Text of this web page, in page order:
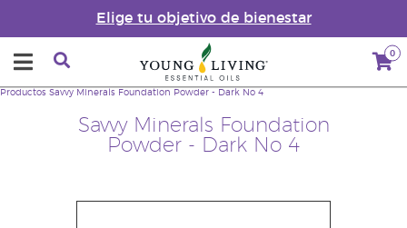
Elige tu objetivo de bienestar
0
Savvy Minerals Foundation
Powder - Dark No 4
Productos Savvy Minerals Foundation Powder - Dark No 4